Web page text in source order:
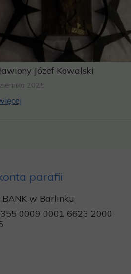
Józef Kowalski
2025
parafii
BANK w Barlinku
0009 0001 6623 2000